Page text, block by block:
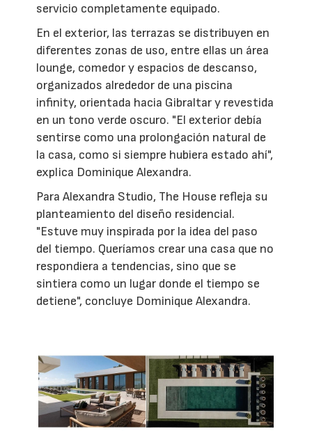
servicio completamente equipado.
En el exterior, las terrazas se distribuyen en
diferentes zonas de uso, entre ellas un área
lounge, comedor y espacios de descanso,
organizados alrededor de una piscina
infinity, orientada hacia Gibraltar y revestida
en un tono verde oscuro. "El exterior debía
sentirse como una prolongación natural de
la casa, como si siempre hubiera estado ahí",
explica Dominique Alexandra.
Para Alexandra Studio, The House refleja su
planteamiento del diseño residencial.
"Estuve muy inspirada por la idea del paso
del tiempo. Queríamos crear una casa que no
respondiera a tendencias, sino que se
sintiera como un lugar donde el tiempo se
detiene", concluye Dominique Alexandra.